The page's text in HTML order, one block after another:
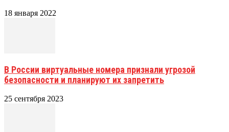
18 января 2022
В России виртуальные номера признали угрозой
безопасности и планируют их запретить
25 сентября 2023